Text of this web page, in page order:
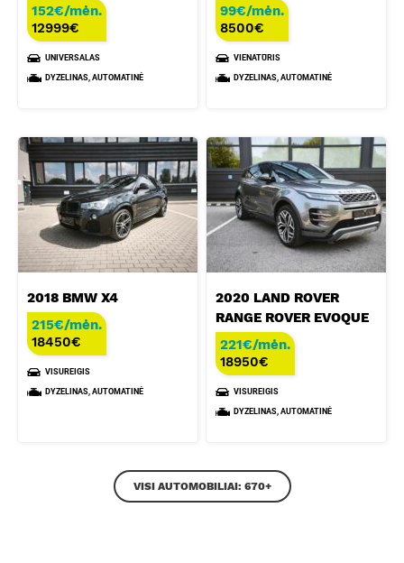
152€/mėn.
12999€
UNIVERSALAS
DYZELINAS, AUTOMATINĖ
99€/mėn.
8500€
VIENATŪRIS
DYZELINAS, AUTOMATINĖ
2018 BMW X4
215€/mėn.
18450€
VISUREIGIS
DYZELINAS, AUTOMATINĖ
2020 LAND ROVER
RANGE ROVER EVOQUE
221€/mėn.
18950€
VISUREIGIS
DYZELINAS, AUTOMATINĖ
VISI AUTOMOBILIAI: 670+